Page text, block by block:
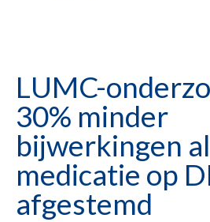
LUMC-
30% minder
bijwerkingen
medicatie op
afgestemd